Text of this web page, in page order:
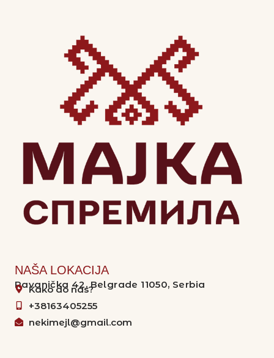
NAŠA LOKACIJA
Ravanička 42, Belgrade 11050, Serbia
Kako do nas?
+38163405255
nekimejl@gmail.com